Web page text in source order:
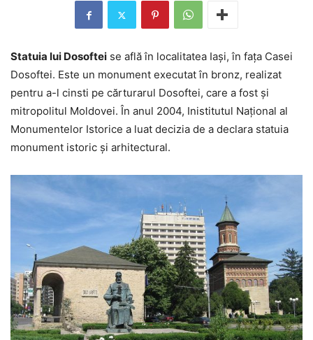
Statuia lui Dosoftei se află în localitatea Iaşi, în faţa Casei
Dosoftei. Este un monument executat în bronz, realizat
pentru a-l cinsti pe cărturarul Dosoftei, care a fost şi
mitropolitul Moldovei. În anul 2004, Inistitutul Naţional al
Monumentelor Istorice a luat decizia de a declara statuia
monument istoric şi arhitectural.